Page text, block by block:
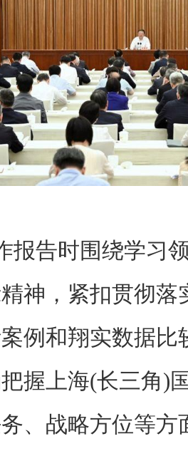
告时围绕学习
神，紧扣贯彻落
例和翔实数据比
握上海(长三角)
、战略方位等方